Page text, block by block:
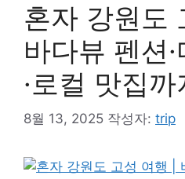
혼자 강원도
바다뷰 펜션
·로컬 맛집까
8월 13, 2025 작성자: trip